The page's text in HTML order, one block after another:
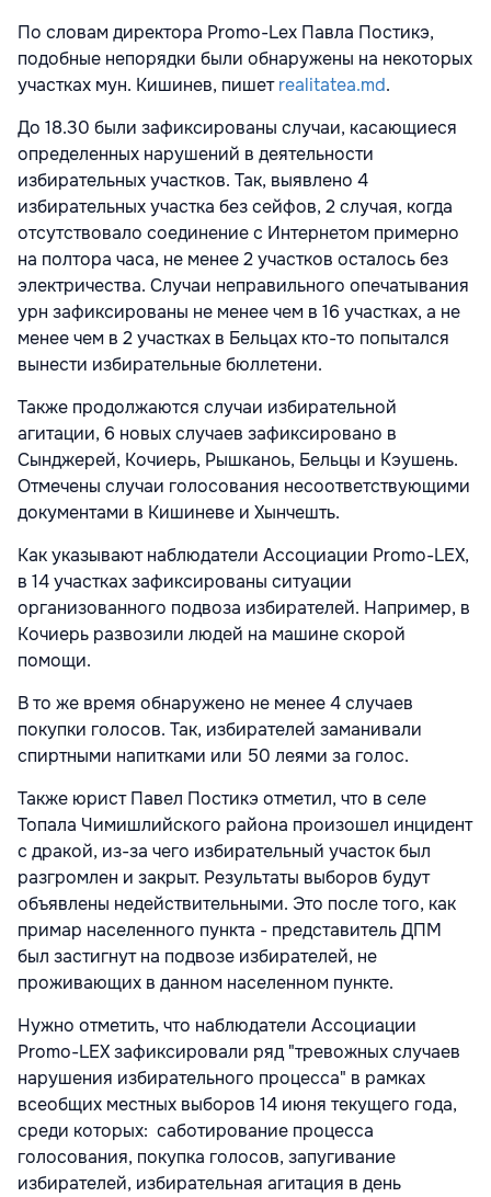
По словам директора Promo-Lex Павла Постикэ,
подобные непорядки были обнаружены на некоторых
участках мун. Кишинев, пишетrealitatea.md.
До 18.30 были зафиксированы случаи, касающиеся
определенных нарушений в деятельности
избирательных участков. Так, выявлено 4
избирательных участка без сейфов, 2 случая, когда
отсутствовало соединение с Интернетом примерно
на полтора часа, не менее 2 участков осталось без
электричества. Случаи неправильного опечатывания
урн зафиксированы не менее чем в 16 участках, а не
менее чем в 2 участках в Бельцах кто-то попытался
вынести избирательные бюллетени.
Также продолжаются случаи избирательной
агитации, 6 новых случаев зафиксировано в
Сынджерей, Кочиерь, Рышканоь, Бельцы и Кэушень.
Отмечены случаи голосования несоответствующими
документами в Кишиневе и Хынчешть.
Как указывают наблюдатели Ассоциации Promo-LEX,
в 14 участках зафиксированы ситуации
организованного подвоза избирателей. Например, в
Кочиерь развозили людей на машине скорой
помощи.
В то же время обнаружено не менее 4 случаев
покупки голосов. Так, избирателей заманивали
спиртными напитками или 50 леями за голос.
Также юрист Павел Постикэ отметил, что в селе
Топала Чимишлийского района произошел инцидент
с дракой, из-за чего избирательный участок был
разгромлен и закрыт. Результаты выборов будут
объявлены недействительными. Это после того, как
примар населенного пункта - представитель ДПМ
был застигнут на подвозе избирателей, не
проживающих в данном населенном пункте.
Нужно отметить, что наблюдатели Ассоциации
Promo-LEX зафиксировали ряд "тревожных случаев
нарушения избирательного процесса" в рамках
всеобщих местных выборов 14 июня текущего года,
среди которых: саботирование процесса
голосования, покупка голосов, запугивание
избирателей, избирательная агитация в день